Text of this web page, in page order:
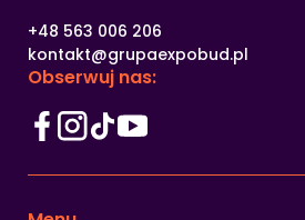
+48 563 006 206
kontakt@grupaexpobud.pl
Obserwuj nas: